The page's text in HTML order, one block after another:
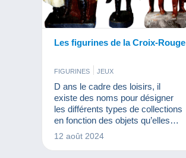
Les figurines de la Croix-Rouge
FIGURINES JEUX
D ans le cadre des loisirs, il
existe des noms pour désigner
les différents types de collections
en fonction des objets qu’elles
comprennent. Comme dans tout
12 août 2024